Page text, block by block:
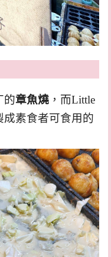
的章魚燒 ，而Little
素食者可食用的